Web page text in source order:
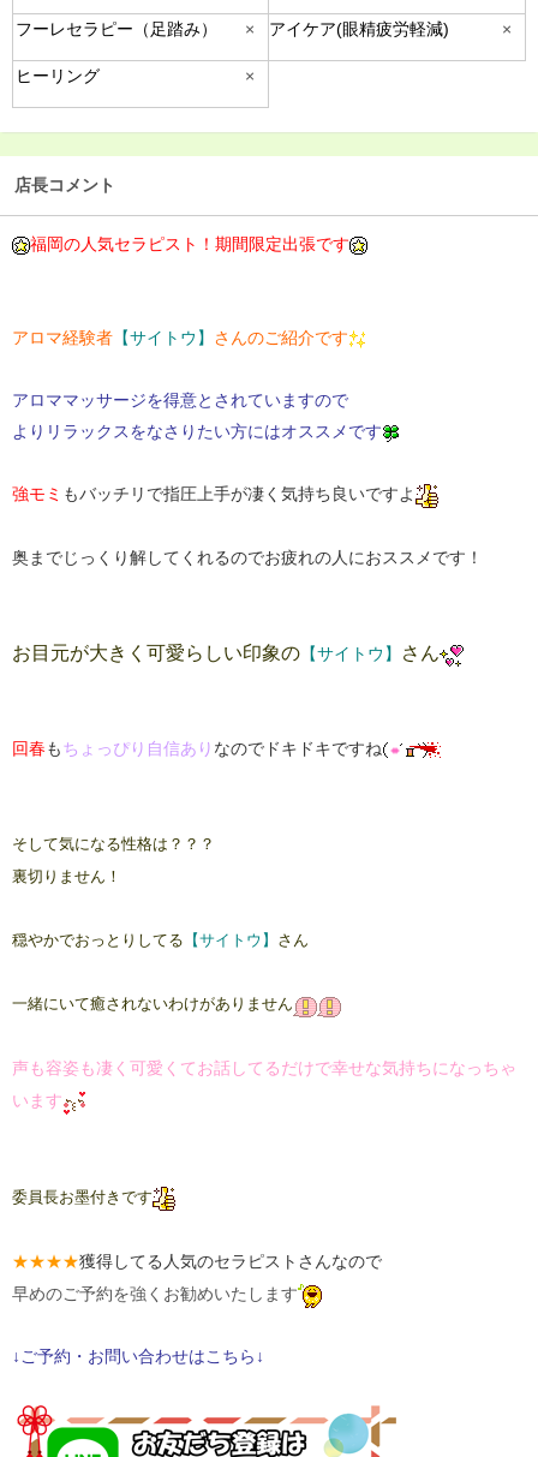
フーレセラピー（足踏み） × アイケア(眼精疲労軽減) ×
ヒーリング ×
店長コメント
福岡の人気セラピスト！期間限定出張です
アロマ経験者 【サイトウ】 さんのご紹介です
アロママッサージを得意とされていますので
よりリラックスをなさりたい方にはオススメです
強モミ もバッチリで指圧上手が凄く気持ち良いですよ
奥までじっくり解してくれるのでお疲れの人におススメです！
お目元が大きく可愛らしい印象の 【サイトウ】 さん
回春 も ちょっぴり自信あり なのでドキドキですね
そして気になる性格は？？？
裏切りません！
穏やかでおっとりしてる 【サイトウ】 さん
一緒にいて癒されないわけがありません
声も容姿も凄く可愛くてお話してるだけで幸せな気持ちになっちゃ
います
委員長お墨付きです
★★★★獲得してる人気のセラピストさんなので
早めのご予約を強くお勧めいたします
↓ご予約・お問い合わせはこちら↓